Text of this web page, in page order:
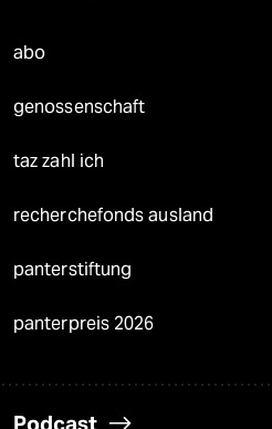
abo
genossenschaft
taz zahl ich
recherchefonds ausland
panterstiftung
panterpreis 2026
Podcast